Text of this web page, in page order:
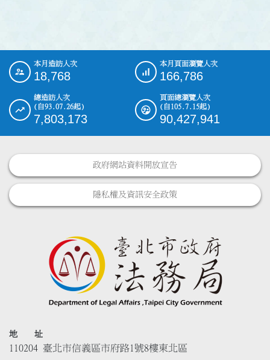
::: 本月造訪人次
18,768
本月頁面瀏覽人次
166,786
總造訪人次
(自93.07.26起)
7,803,173
頁面總瀏覽人次
(自105.7.15起)
90,427,941
政府網站資料開放宣告
隱私權及資訊安全政策
地 址
110204 臺北市信義區市府路1號8樓東北區